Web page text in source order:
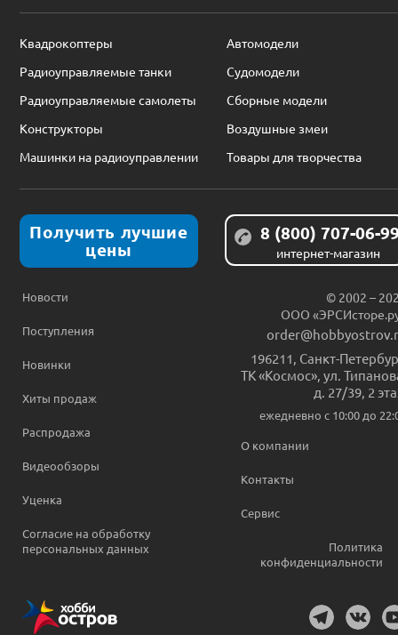
Квадрокоптеры
Автомодели
Радиоуправляемые танки
Судомодели
Радиоуправляемые самолеты
Сборные модели
Конструкторы
Воздушные змеи
Машинки на радиоуправлении
Товары для творчества
Получить лучшие
цены
8 (800) 707-06-
интернет-магазин
Новости
Поступления
Новинки
Хиты продаж
Распродажа
Видеообзоры
Уценка
Согласие на обработку
персональных данных
© 2002 –
ООО
196211, Санкт-
ТК «Космос», ул.
д. 27/39, 2
ежедневно c 10:00 до
О компании
Контакты
Сервис
Политика
конфиденциальности